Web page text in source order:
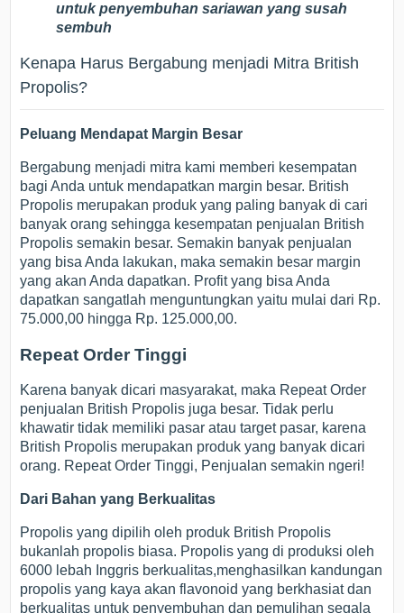
untuk penyembuhan sariawan yang susah
sembuh
Kenapa Harus Bergabung menjadi Mitra British
Propolis?
Peluang Mendapat Margin Besar
Bergabung menjadi mitra kami memberi kesempatan
bagi Anda untuk mendapatkan margin besar. British
Propolis merupakan produk yang paling banyak di cari
banyak orang sehingga kesempatan penjualan British
Propolis semakin besar. Semakin banyak penjualan
yang bisa Anda lakukan, maka semakin besar margin
yang akan Anda dapatkan. Profit yang bisa Anda
dapatkan sangatlah menguntungkan yaitu mulai dari Rp.
75.000,00 hingga Rp. 125.000,00.
Repeat Order Tinggi
Karena banyak dicari masyarakat, maka Repeat Order
penjualan British Propolis juga besar. Tidak perlu
khawatir tidak memiliki pasar atau target pasar, karena
British Propolis merupakan produk yang banyak dicari
orang. Repeat Order Tinggi, Penjualan semakin ngeri!
Dari Bahan yang Berkualitas
Propolis yang dipilih oleh produk British Propolis
bukanlah propolis biasa. Propolis yang di produksi oleh
6000 lebah Inggris berkualitas,menghasilkan kandungan
propolis yang kaya akan flavonoid yang berkhasiat dan
berkualitas untuk penyembuhan dan pemulihan segala